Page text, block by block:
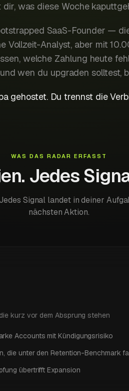
dir, was diese Woche
SaaS-Founder —
Vollzeit-Analyst, aber mit
welche Zahlung heute
wen du upgraden solltest,
gehostet. Du trennst die
WAS DAS RADAR ERFASST
Jedes
Signal landet in deiner
nächsten Aktion.
kurz vor dem Absprung stehen
Accounts mit Kündigungsrisiko
die unter den Retention-Benchmark
übertrifft Expansion